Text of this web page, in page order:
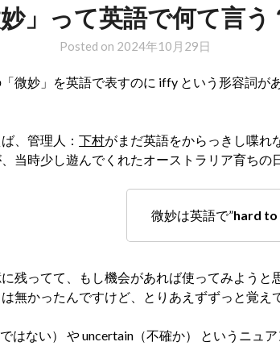
妙」って英語で何て言
Posted on 2024年10月29日
微妙」を英語で表すのに iffy という形容詞が
、管理人：下村がまだ英語をからっきし喋れ
当時少し遊んでくれたオーストラリア育ちの
微妙は英語で”hard to
残ってて、もし機会があれば使ってみようと
無かったんですけど、とりあえずずっと覚え
はない） や uncertain（不確か） というニュ